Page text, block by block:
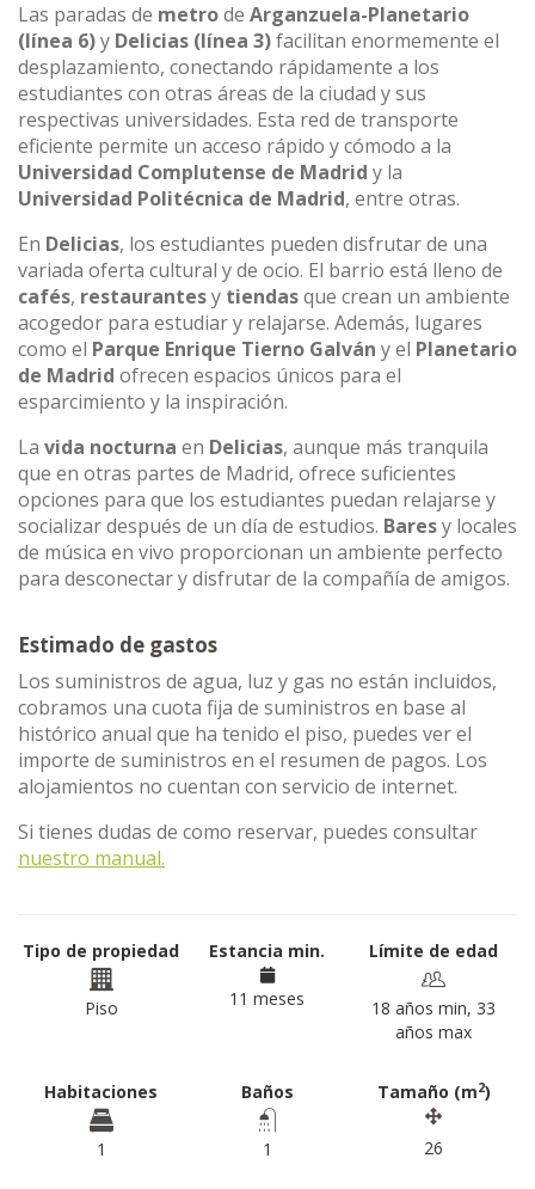
Las paradas de metrode Arganzuela-Planetario
(línea 6)y Delicias (línea 3)facilitan enormemente el
desplazamiento, conectando rápidamente a los
estudiantes con otras áreas de la ciudad y sus
respectivas universidades. Esta red de transporte
eficiente permite un acceso rápido y cómodo a la
Universidad Complutense de Madrid y la
Universidad Politécnica de Madrid, entre otras.
En Delicias, los estudiantes pueden disfrutar de una
variada oferta cultural y de ocio. El barrio está lleno de
cafés, restaurantesy tiendasque crean un ambiente
acogedor para estudiar y relajarse. Además, lugares
como el Parque Enrique Tierno Galván y el Planetario
de Madrid ofrecen espacios únicos para el
esparcimiento y la inspiración.
La vida nocturna en Delicias, aunque más tranquila
que en otras partes de Madrid, ofrece suficientes
opciones para que los estudiantes puedan relajarse y
socializar después de un día de estudios. Baresy locales
de música en vivo proporcionan un ambiente perfecto
para desconectar y disfrutar de la compañía de amigos.
Estimado de gastos
Los suministros de agua, luz y gas no están incluidos,
cobramos una cuota fija de suministros en base al
histórico anual que ha tenido el piso, puedes ver el
importe de suministros en el resumen de pagos. Los
alojamientos no cuentan con servicio de internet.
Si tienes dudas de como reservar, puedes consultar
nuestro manual.
Tipo de propiedad
Piso
Estancia min.
11 meses
Límite de edad
18 años min, 33
años max
Habitaciones
1
Baños
1
Tamaño (m2)
26